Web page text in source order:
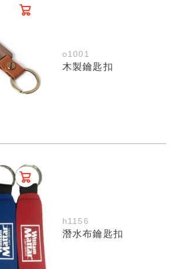
o1001
木製鑰匙扣
h1156
潛水布鑰匙扣